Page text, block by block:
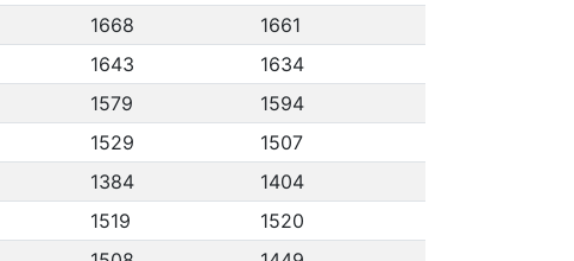
1668
1661
1643
1634
1579
1594
1529
1507
1384
1404
1519
1520